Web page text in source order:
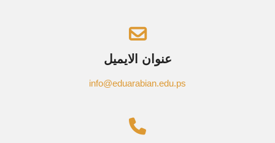
عنوان الايميل
info@eduarabian.edu.ps